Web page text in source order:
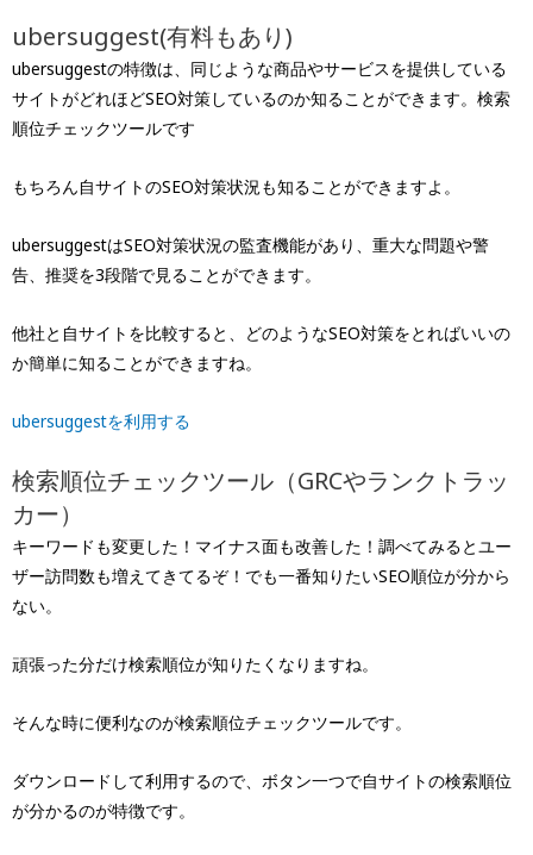
ubersuggest(有料もあり)
ubersuggestの特徴は、同じような商品やサービスを提供している
サイトがどれほどSEO対策しているのか知ることができます。検索
順位チェックツールです
もちろん自サイトのSEO対策状況も知ることができますよ。
ubersuggestはSEO対策状況の監査機能があり、重大な問題や警
告、推奨を3段階で見ることができます。
他社と自サイトを比較すると、どのようなSEO対策をとればいいの
か簡単に知ることができますね。
ubersuggestを利用する
検索順位チェックツール（GRCやランクトラッ
カー）
キーワードも変更した！マイナス面も改善した！調べてみるとユー
ザー訪問数も増えてきてるぞ！でも一番知りたいSEO順位が分から
ない。
頑張った分だけ検索順位が知りたくなりますね。
そんな時に便利なのが検索順位チェックツールです。
ダウンロードして利用するので、ボタン一つで自サイトの検索順位
が分かるのが特徴です。